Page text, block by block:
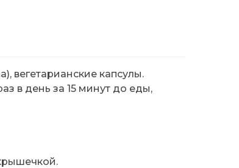
вегетарианские капсулы.
в день за 15 минут до еды,